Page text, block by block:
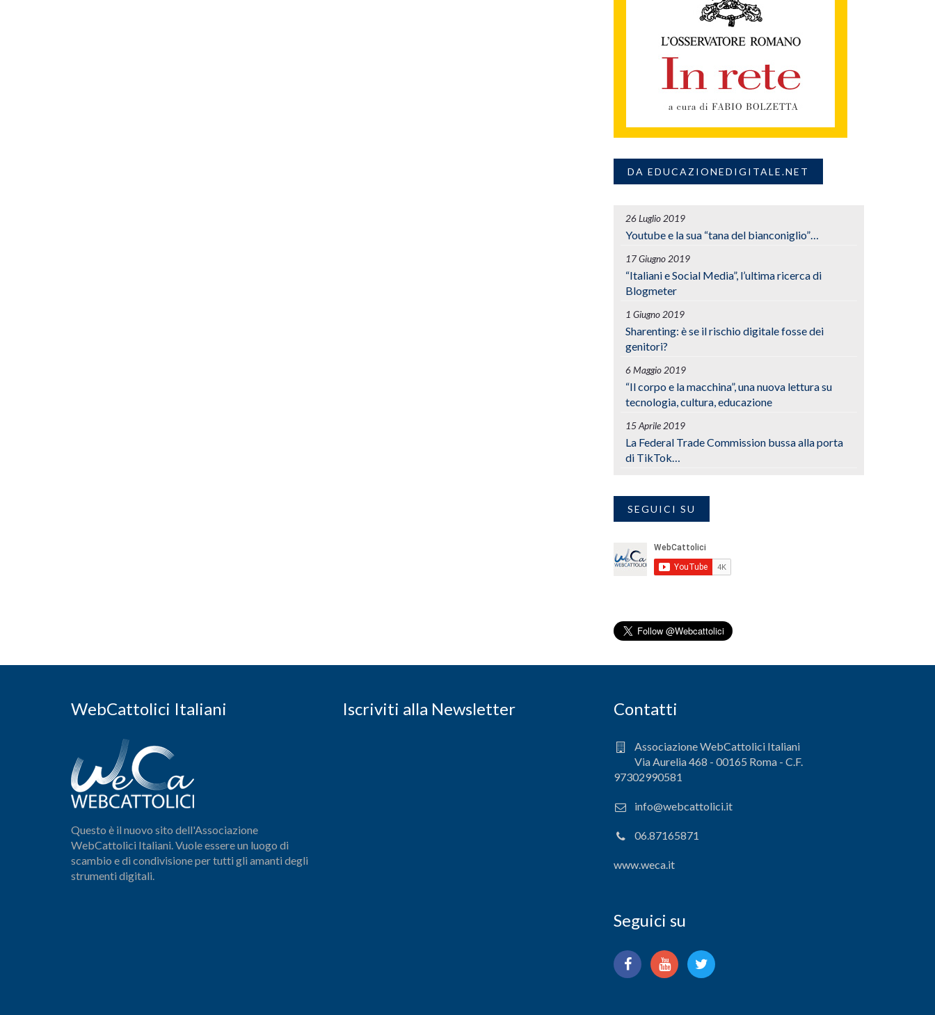
DA EDUCAZIONEDIGITALE.NET
26 Luglio 2019
Youtube e la sua “tana del bianconiglio”…
17 Giugno 2019
“Italiani e Social Media”, l’ultima ricerca di
Blogmeter
1 Giugno 2019
Sharenting: è se il rischio digitale fosse dei
genitori?
6 Maggio 2019
“Il corpo e la macchina”, una nuova lettura su
tecnologia, cultura, educazione
15 Aprile 2019
La Federal Trade Commission bussa alla porta
di TikTok…
SEGUICI SU
WebCattolici Italiani
Questo è il nuovo sito dell'Associazione
WebCattolici Italiani. Vuole essere un luogo di
scambio e di condivisione per tutti gli amanti degli
strumenti digitali.
Iscriviti alla Newsletter Contatti
Associazione WebCattolici Italiani
Via Aurelia 468 - 00165 Roma - C.F.
97302990581
info@webcattolici.it
06.87165871
www.weca.it
Seguici su